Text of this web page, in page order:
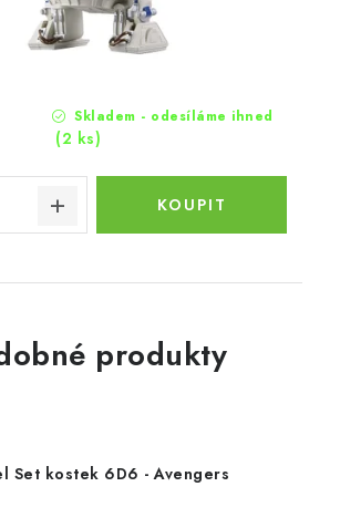
Skladem - odesíláme ihned
(2 ks)
produkty
Set kostek 6D6 - Avengers